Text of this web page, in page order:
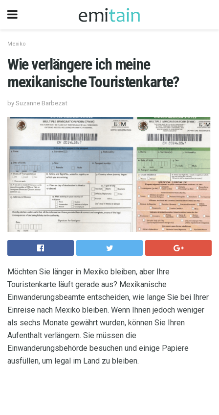
Mexiko
Wie verlängere ich meine
mexikanische Touristenkarte?
by Suzanne Barbezat
Möchten Sie länger in Mexiko bleiben, aber Ihre
Touristenkarte läuft gerade aus? Mexikanische
Einwanderungsbeamte entscheiden, wie lange Sie bei Ihrer
Einreise nach Mexiko bleiben. Wenn Ihnen jedoch weniger
als sechs Monate gewährt wurden, können Sie Ihren
Aufenthalt verlängern. Sie müssen die
Einwanderungsbehörde besuchen und einige Papiere
ausfüllen, um legal im Land zu bleiben.